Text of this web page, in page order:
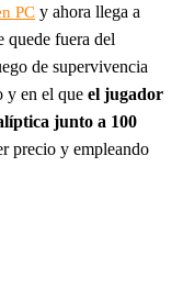
PC y ahora llega a
quede fuera del
de supervivencia
y en el que el jugador
junto a 100
precio y empleando